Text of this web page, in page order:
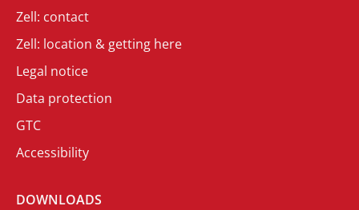
Zell: contact
Zell: location & getting here
Legal notice
Data protection
GTC
Accessibility
DOWNLOADS